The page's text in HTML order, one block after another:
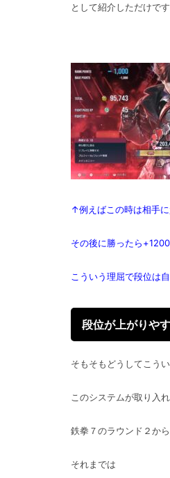
として紹介しただけです
↑例えばこの時は相手に
その後に勝ったら+1200
こういう理屈で段位は
段位が上がりや
そもそもどうしてこう
このシステムが取り入
鉄拳７のラウンド２から
それまでは